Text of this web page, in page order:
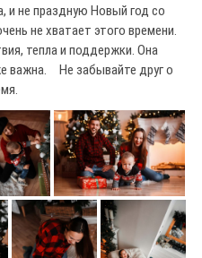
и не праздную Новый год со
не хватает этого времени.
тепла и поддержки. Она
важна. ⠀Не забывайте друг о